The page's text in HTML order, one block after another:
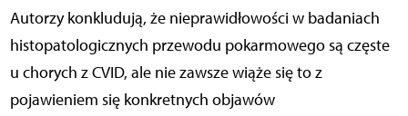
Autorzy konkludują, że nieprawidłowości w badaniach
histopatologicznych przewodu pokarmowego są częste
u chorych z CVID, ale nie zawsze wiąże się to z
pojawieniem się konkretnych objawów